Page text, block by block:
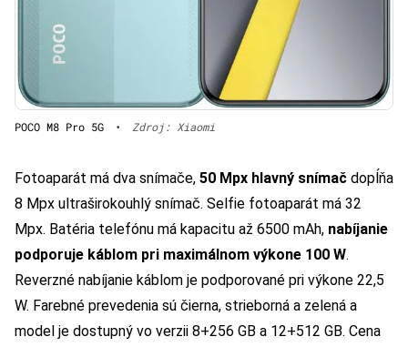
POCO M8 Pro 5G • Zdroj: Xiaomi
Fotoaparát má dva snímače, 50 Mpx hlavný snímač dopĺňa
8 Mpx ultraširokouhlý snímač. Selfie fotoaparát má 32
Mpx. Batéria telefónu má kapacitu až 6500 mAh, nabíjanie
podporuje káblom pri maximálnom výkone 100 W.
Reverzné nabíjanie káblom je podporované pri výkone 22,5
W. Farebné prevedenia sú čierna, strieborná a zelená a
model je dostupný vo verzii 8+256 GB a 12+512 GB. Cena